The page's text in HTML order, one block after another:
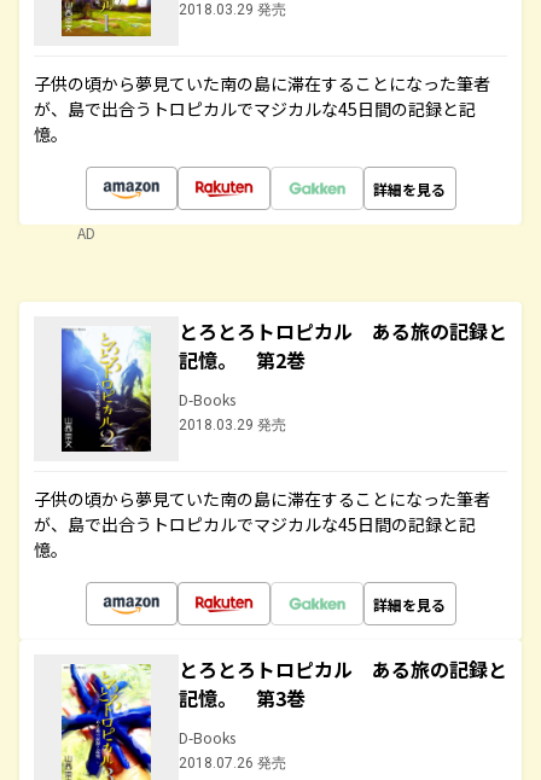
2018.03.29 発売
子供の頃から夢見ていた南の島に滞在することになった筆者
が、島で出合うトロピカルでマジカルな45日間の記録と記
憶。
詳細を見る
AD
とろとろトロピカル ある旅の記録と
記憶。 第2巻
D-Books
2018.03.29 発売
子供の頃から夢見ていた南の島に滞在することになった筆者
が、島で出合うトロピカルでマジカルな45日間の記録と記
憶。
詳細を見る
とろとろトロピカル ある旅の記録と
記憶。 第3巻
D-Books
2018.07.26 発売